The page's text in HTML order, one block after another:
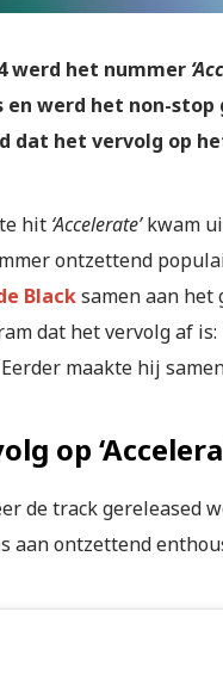
werd het nummer
en werd het non-
dat het vervolg op
hit ‘Accelerate’kwam
ontzettend
Blacksamen aan het
dat het vervolg af is:
Eerder maakte hij
op
de track gereleased
aan ontzettend